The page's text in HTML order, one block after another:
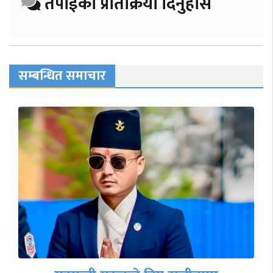
सम्बन्धित समाचार